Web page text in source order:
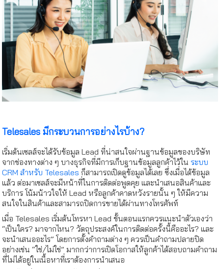
Telesales มีกระบวนการอย่างไรบ้าง?
เริ่มต้นเซลส์จะได้รับข้อมูล Lead ที่น่าสนใจผ่านฐานข้อมูลของบริษัท
จากช่องทางต่าง ๆ บางธุรกิจที่มีการเก็บฐานข้อมูลลูกค้าไว้ใน ระบบ
CRM สำหรับ Telesales ก็สามารถเปิดดูข้อมูลได้เลย ซึ่งเมื่อได้ข้อมูล
แล้ว ต่อมาเซลส์จะมีหน้าที่ในการติดต่อพูดคุย และนำเสนอสินค้าและ
บริการ โน้มน้าวใจให้ Lead หรือลูกค้าคาดหวังรายนั้น ๆ ให้มีความ
สนใจในสินค้าและสามารถปิดการขายได้ผ่านทางโทรศัพท์
เมื่อ Telesales เริ่มต้นโทรหา Lead ขั้นตอนแรกควรแนะนำตัวเองว่า
“เป็นใคร? มาจากไหน? วัตถุประสงค์ในการติดต่อครั้งนี้คืออะไร? และ
จะนำเสนออะไร” โดยการตั้งคำถามต่าง ๆ ควรเป็นคำถามปลายปิด
อย่างเช่น “ใช่/ไม่ใช่” มากกว่าการเปิดโอกาสให้ลูกค้าได้สอบถามคำถาม
ที่ไม่ได้อยู่ในเนื้อหาที่เราต้องการนำเสนอ